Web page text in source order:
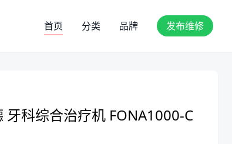
首页 分类 品牌 发布维修
牙科综合治疗机 FONA1000-C